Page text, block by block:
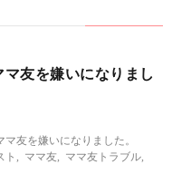
友を嫌いになりまし
マ友を嫌いになりました。
ト
ママ友 ママ友トラブル